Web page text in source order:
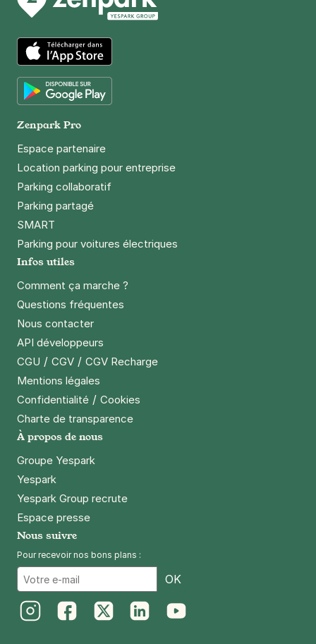
Paris - Charenton - Cimetière de
Réserver
+ Abonnements disponibles
Paris - Bibliothèque François
Mitterrand - Loiret
/heure 74 €/semaine
Arena
75012
,
+ Abonnements disponibles
75012Paris
3 €
Réserver
App Store
Zenpark Pro
Espace partenaire
Location parking pour entreprise
Parking collaboratif
Parking partagé
SMART
Parking pour voitures électriques
Infos utiles
Comment ça marche ?
Questions fréquentes
Nous contacter
API développeurs
CGU / CGV / CGV Recharge
Mentions légales
Confidentialité / Cookies
Charte de transparence
À propos de nous
Groupe Yespark
Yespark
Yespark Group recrute
Espace presse
Nous suivre
Pour recevoir nos bons plans :
OK